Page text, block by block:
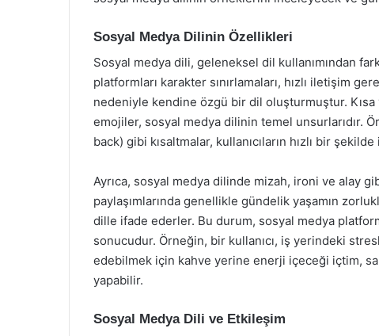
Sosyal Medya Dilinin Özellikleri
Sosyal medya dili, geleneksel dil kullanımından
platformları karakter sınırlamaları, hızlı iletişim
nedeniyle kendine özgü bir dil oluşturmuştur. Kısa
emojiler, sosyal medya dilinin temel unsurlarıdır.
back) gibi kısaltmalar, kullanıcıların hızlı bir
Ayrıca, sosyal medya dilinde mizah, ironi ve alay
paylaşımlarında genellikle gündelik yaşamın
dille ifade ederler. Bu durum, sosyal medya
sonucudur. Örneğin, bir kullanıcı, iş yerindeki
edebilmek için kahve yerine enerji içeceği içtim,
yapabilir.
Sosyal Medya Dili ve Etkileşim